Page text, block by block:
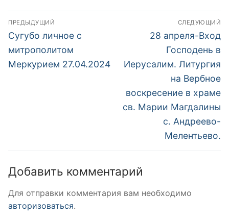
Навигация
по
записям
ПРЕДЫДУЩИЙ
Предыдущая
запись:
Сугубо личное с
митрополитом
Меркурием 27.04.2024
СЛЕДУЮЩИЙ
Следующая
запись:
28 апреля-Вход
Господень в
Иерусалим. Литургия
на Вербное
воскресение в храме
св. Марии Магдалины
с. Андреево-
Мелентьево.
Добавить комментарий
Для отправки комментария вам необходимо
авторизоваться.